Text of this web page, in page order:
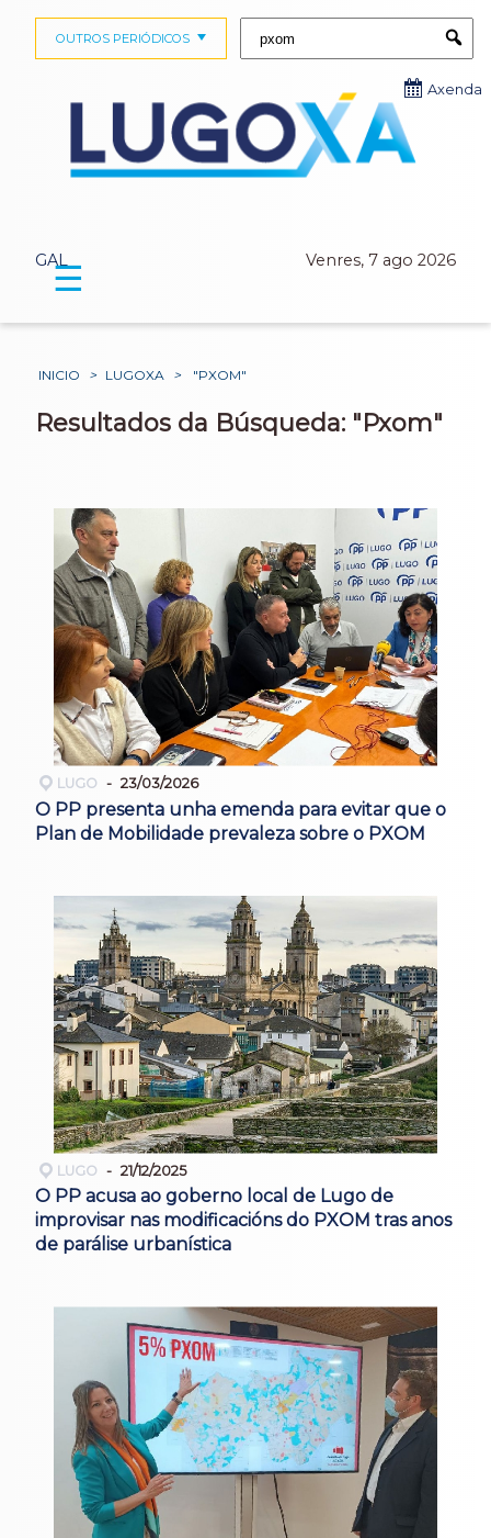
GAL Venres, 7 ago 2026
OUTROS PERIÓDICOS
Axenda
☰
INICIO > LUGOXA > "PXOM"
Resultados da Búsqueda: "Pxom"
LUGO 23/03/2026
O PP presenta unha emenda para evitar que o
Plan de Mobilidade prevaleza sobre o PXOM
LUGO 21/12/2025
O PP acusa ao goberno local de Lugo de
improvisar nas modificacións do PXOM tras anos
de parálise urbanística